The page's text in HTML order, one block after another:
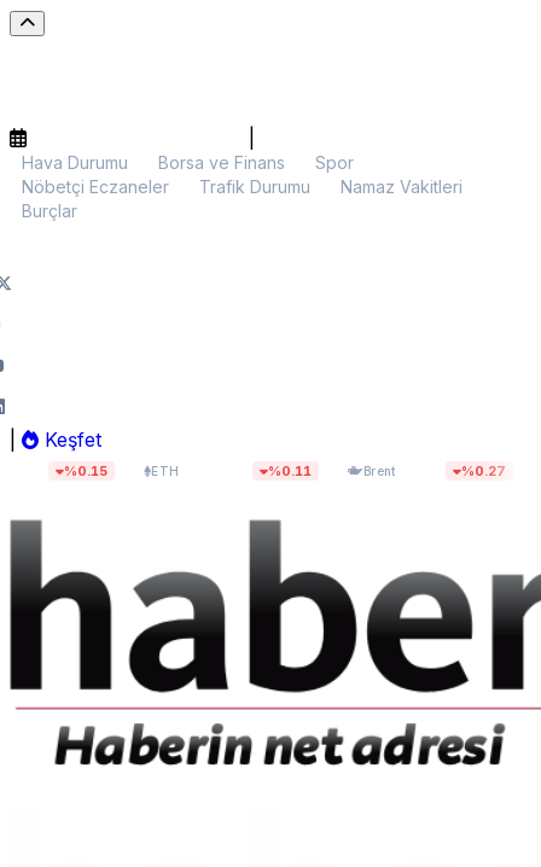
Hava Durumu Borsa ve Finans
Spor
Nöbetçi Eczaneler
Trafik Durumu
Namaz Vakitleri
Burçlar
Keşfet
ETH $1.914,76 Brent$82,27 %0.27 BIST 100